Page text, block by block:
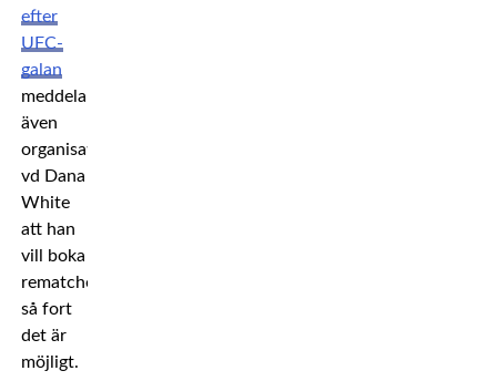
efter
UFC-
galan
meddelar
även
organisationens
vd Dana
White
att han
vill boka
rematchen
så fort
det är
möjligt.